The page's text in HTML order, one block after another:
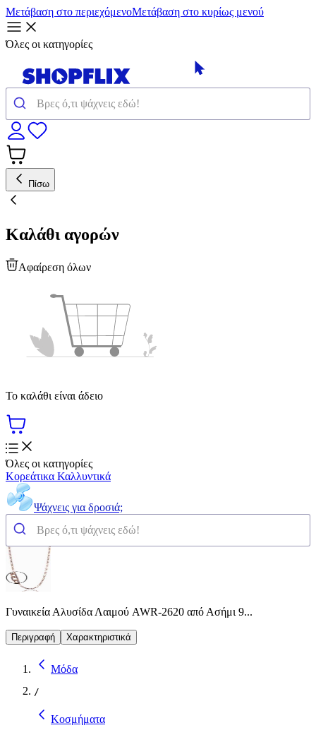
Μετάβαση στο περιεχόμενοΜετάβαση στο κυρίως μενού
Όλες οι κατηγορίες
Πίσω
Καλάθι αγορών
Αφαίρεση όλων
Το καλάθι είναι άδειο
Όλες οι κατηγορίες
Κορεάτικα Καλλυντικά
Ψάχνεις για δροσιά;
Γυναικεία Αλυσίδα Λαιμού AWR-2620 από Ασήμι 9...
Περιγραφή Χαρακτηριστικά
Μόδα
/
Κοσμήματα